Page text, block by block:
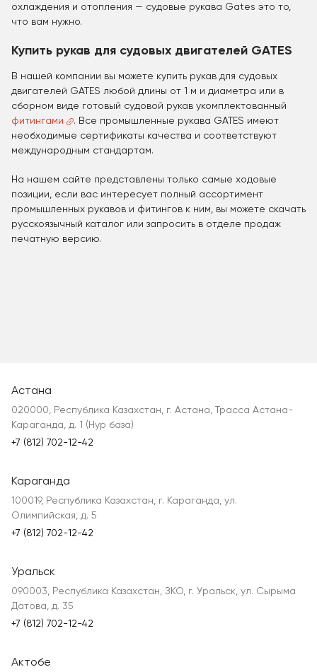
охлаждения и отопления — судовые рукава Gates это то,
что вам нужно.
Купить рукав для судовых двигателей GATES
В нашей компании вы можете купить рукав для судовых
двигателей GATES любой длины от 1 м и диаметра или в
сборном виде готовый судовой рукав укомплектованный
фитингами
. Все промышленные рукава GATES имеют
необходимые сертификаты качества и соответствуют
международным стандартам.
На нашем сайте представлены только самые ходовые
позиции, если вас интересует полный ассортимент
промышленных рукавов и фитингов к ним, вы можете скачать
русскоязычный каталог или запросить в отделе продаж
печатную версию.
Астана
020000, Республика Казахстан, г. Астана, Трасса Астана-
Караганда, д. 1 (Нур база)
+7 (812) 702-12-42
Караганда
100019, Республика Казахстан, г. Караганда, ул.
Олимпийская, д. 5
+7 (812) 702-12-42
Уральск
090003, Республика Казахстан, ЗКО, г. Уральск, ул. Сырыма
Датова, д. 35
+7 (812) 702-12-42
Актобе